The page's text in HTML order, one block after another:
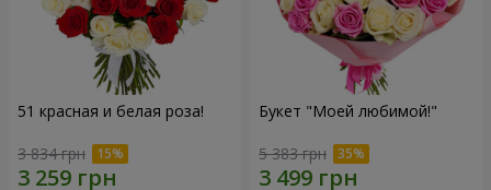
51 красная и белая роза!
3 834 грн
Букет "Моей любимой!"
5 383 грн